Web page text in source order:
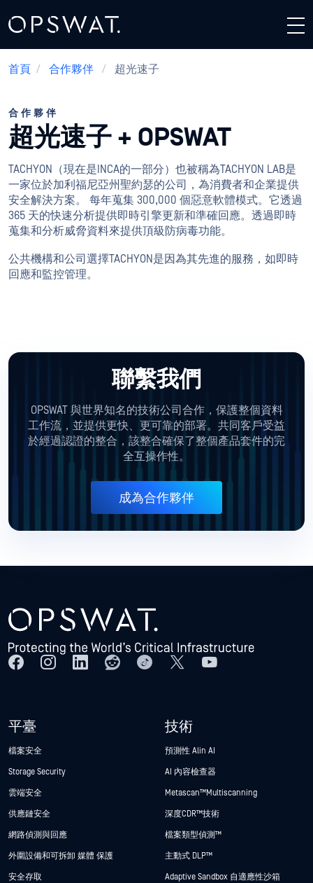
首頁 / 合作夥伴 / 超光速子
合作夥伴
超光速子 + OPSWAT
TACHYON（現在是 INCA的一部分） 也被稱為TACHYON LAB是
一家位於加利福尼亞州聖約瑟的公司，為消費者和企業提供
安全解決方案。 每年蒐集 300,000 個惡意軟體模式。它透過
365 天的快速分析提供即時引擎更新和準確回應。透過即時
蒐集和分析威脅資料來提供頂級防病毒功能。
公共機構和公司選擇TACHYON是因為其先進的服務，如即時
回應和監控管理。
聯繫我們
OPSWAT 與世界知名的技術公司合作，保護整個資料
工作流，並提供更快、更可靠的部署。共同客戶受益
於經過認證的整合，該整合確保了整個產品套件的完
全互操作性。
成為合作夥伴
平臺
檔案安全
Storage Security
雲端安全
供應鏈安全
網路偵測與回應
外圍設備和可拆卸 媒體 保護
安全存取
技術
預測性 Alin AI
AI 內容檢查器
Metascan™ Multiscanning
深度CDR™技術
檔案類型偵測™
主動式 DLP™
Adaptive Sandbox 自適應性沙箱